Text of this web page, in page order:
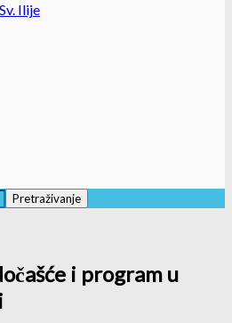
Ilije
i program u